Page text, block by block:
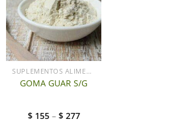
SUPLEMENTOS ALIMENTICIOS LG
GOMA GUAR S/G
$ 155– $ 277